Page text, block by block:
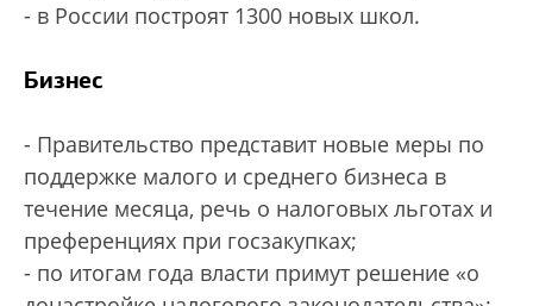
- в России построят 1300 новых школ.
Бизнес
- Правительство представит новые меры по
поддержке малого и среднего бизнеса в
течение месяца, речь о налоговых льготах и
преференциях при госзакупках;
- по итогам года власти примут решение «о